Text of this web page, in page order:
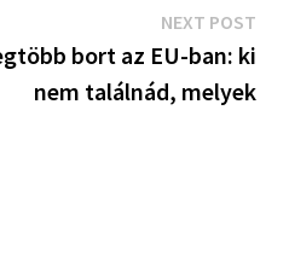
NEXT POSTNext
post:
bort az EU-ban: ki
nem találnád, melyek